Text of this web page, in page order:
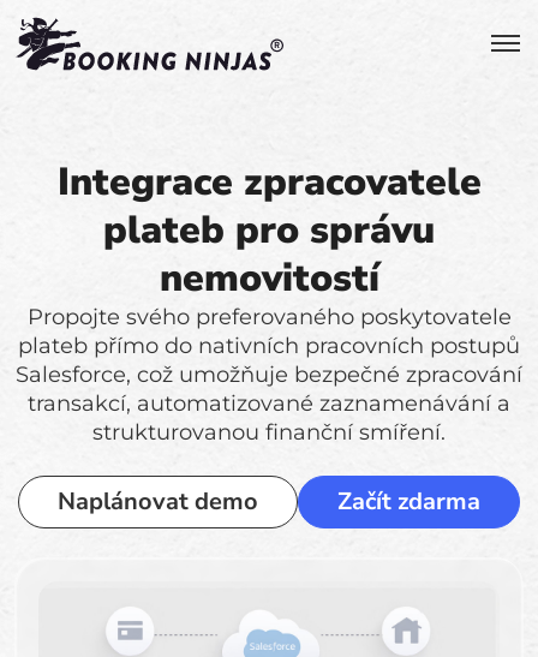
Integrace zpracovatele
plateb pro správu
nemovitostí
Propojte svého preferovaného poskytovatele
plateb přímo do nativních pracovních postupů
Salesforce, což umožňuje bezpečné zpracování
transakcí, automatizované zaznamenávání a
strukturovanou finanční smíření.
Naplánovat demo Začít zdarma